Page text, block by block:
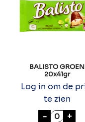
BALISTO GROEN
20x41gr
Log in om de
te zien
-
+